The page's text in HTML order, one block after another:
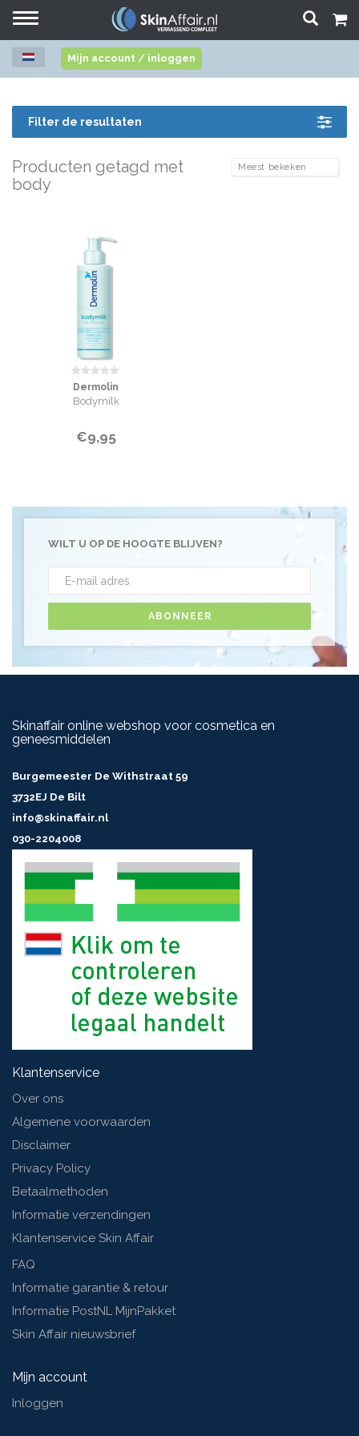
Toggle
Mijn account / inloggen
Filter de resultaten
Producten getagd met
body
Dermolin
Bodymilk
€9,95
WILT U OP DE HOOGTE BLIJVEN?
ABONNEER
Skinaffair online webshop voor cosmetica en
geneesmiddelen
Burgemeester De Withstraat 59
3732EJ De Bilt
info@skinaffair.nl
030-2204008
Klantenservice
Over ons
Algemene voorwaarden
Disclaimer
Privacy Policy
Betaalmethoden
Informatie verzendingen
Klantenservice Skin Affair
FAQ
Informatie garantie & retour
Informatie PostNL MijnPakket
Skin Affair nieuwsbrief
Mijn account
Inloggen